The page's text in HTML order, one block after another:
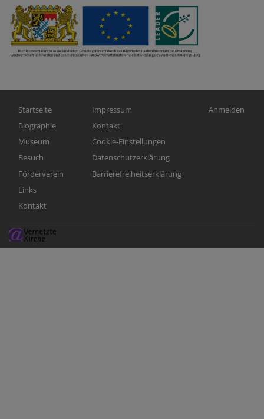
Hauptnavigation
Startseite
Biographie
Museum
Besuch
Förderverein
Links
Kontakt
Fußbereichsmenü
Impressum
Kontakt
Cookie-Einstellungen
Datenschutzerklärung
Barrierefreiheitserklärung
Anmelden